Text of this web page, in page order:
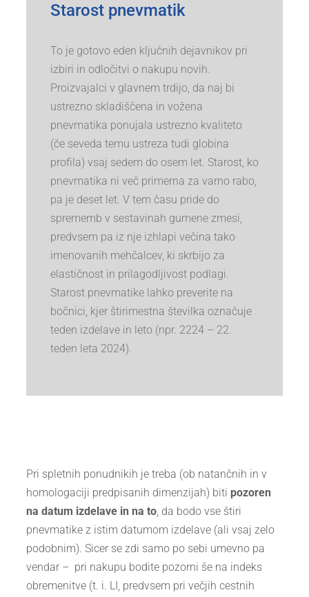
Starost pnevmatik
To je gotovo eden ključnih dejavnikov pri
izbiri in odločitvi o nakupu novih.
Proizvajalci v glavnem trdijo, da naj bi
ustrezno skladiščena in vožena
pnevmatika ponujala ustrezno kvaliteto
(če seveda temu ustreza tudi globina
profila) vsaj sedem do osem let. Starost, ko
pnevmatika ni več primerna za varno rabo,
pa je deset let. V tem času pride do
sprememb v sestavinah gumene zmesi,
predvsem pa iz nje izhlapi večina tako
imenovanih mehčalcev, ki skrbijo za
elastičnost in prilagodljivost podlagi.
Starost pnevmatike lahko preverite na
bočnici, kjer štirimestna številka označuje
teden izdelave in leto (npr. 2224 – 22.
teden leta 2024).
Pri spletnih ponudnikih je treba (ob natančnih in v
homologaciji predpisanih dimenzijah) biti pozoren
na datum izdelave in na to, da bodo vse štiri
pnevmatike z istim datumom izdelave (ali vsaj zelo
podobnim). Sicer se zdi samo po sebi umevno pa
vendar – pri nakupu bodite pozorni še na indeks
obremenitve (t. i. LI, predvsem pri večjih cestnih